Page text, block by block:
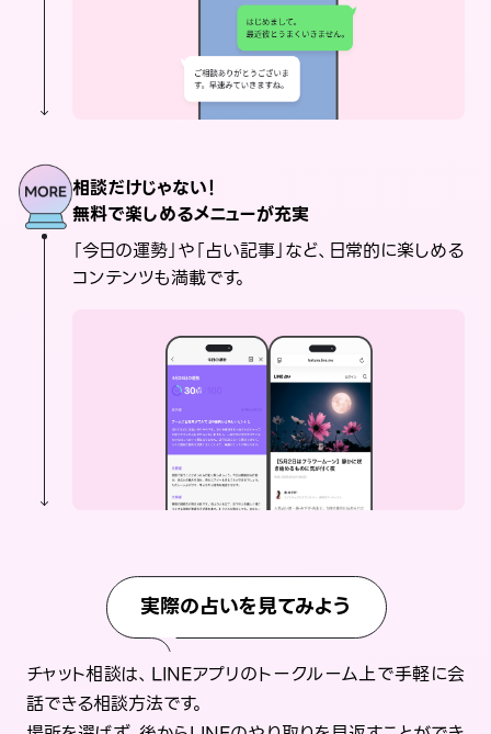
相談だけじゃない！
無料で楽しめるメニューが充実
「今日の運勢」や「占い記事」など、日常的に楽しめる
コンテンツも満載です。
実際の占いを見てみよう
チャット相談は、LINEアプリのトークルーム上で手軽に会
話できる相談方法です。